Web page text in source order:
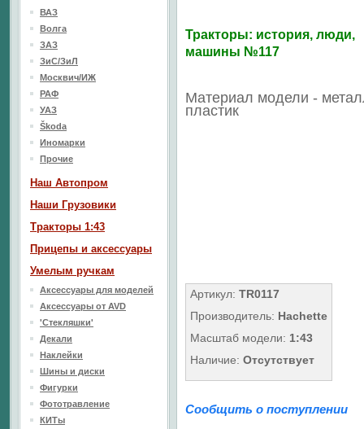
Тракторы: история, люди,
машины №117
Материал модели -
пластик
Артикул: TR0117
Производитель: Hachette
Масштаб модели: 1:43
Наличие: Отсутствует
Сообщить о поступлении
ВАЗ
Волга
ЗАЗ
ЗиС/ЗиЛ
Москвич/ИЖ
РАФ
УАЗ
Škoda
Иномарки
Прочие
Наш Aвтопром
Наши Грузовики
Тракторы 1:43
Прицепы и аксессуары
Умелым ручкам
Аксессуары для моделей
Аксессуары от AVD
'Стекляшки'
Декали
Наклейки
Шины и диски
Фигурки
Фототравление
КИТы